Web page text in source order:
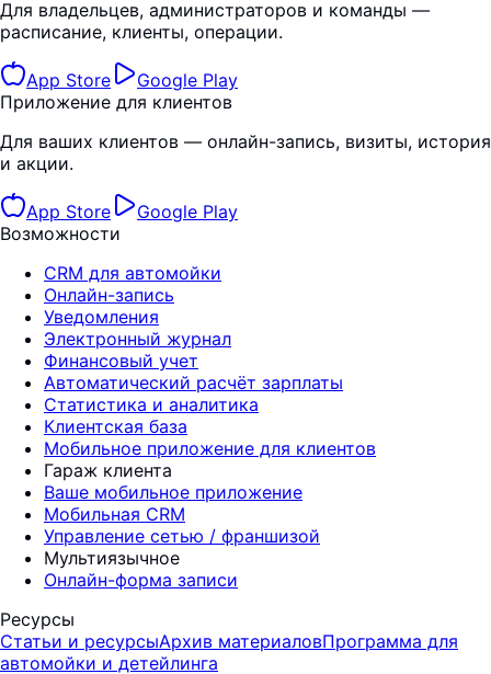
Для владельцев, администраторов и команды —
расписание, клиенты, операции.
App Store
Google Play
Приложение для клиентов
Для ваших клиентов — онлайн-запись, визиты, история
и акции.
App Store
Google Play
Возможности
CRM для автомойки
Онлайн-запись
Уведомления
Электронный журнал
Финансовый учет
Автоматический расчёт зарплаты
Статистика и аналитика
Клиентская база
Мобильное приложение для клиентов
Гараж клиента
Ваше мобильное приложение
Мобильная CRM
Управление сетью / франшизой
Мультиязычное
Онлайн-форма записи
Ресурсы
Статьи и ресурсыАрхив материаловПрограмма для
автомойки и детейлинга